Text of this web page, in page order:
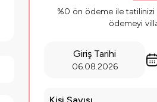
%0 ön ödeme ile
ödemeyi
Giriş Tarihi
06.08.2026